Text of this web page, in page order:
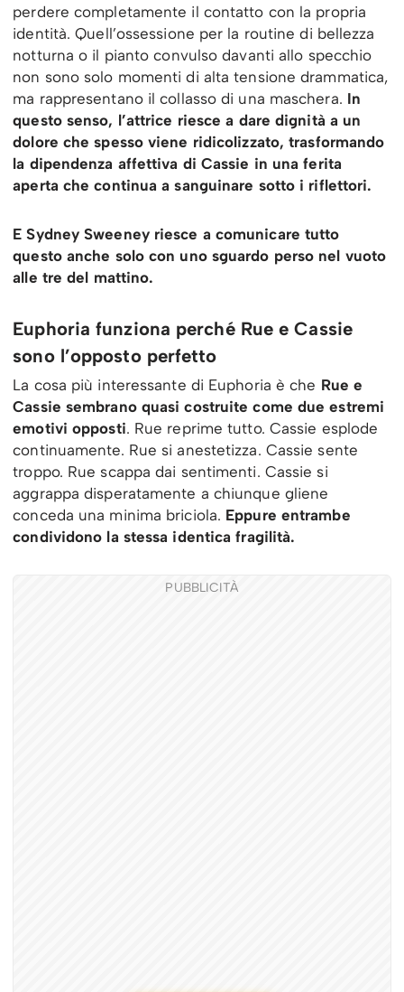
perdere completamente il contatto con la propria
identità. Quell’ossessione per la routine di bellezza
notturna o il pianto convulso davanti allo specchio
non sono solo momenti di alta tensione drammatica,
ma rappresentano il collasso di una maschera. In
questo senso, l’attrice riesce a dare dignità a un
dolore che spesso viene ridicolizzato, trasformando
la dipendenza affettiva di Cassie in una ferita
aperta che continua a sanguinare sotto i riflettori.
E Sydney Sweeney riesce a comunicare tutto
questo anche solo con uno sguardo perso nel vuoto
alle tre del mattino.
Euphoria funziona perché Rue e Cassie
sono l’opposto perfetto
La cosa più interessante di Euphoria è che Rue e
Cassie sembrano quasi costruite come due estremi
emotivi opposti. Rue reprime tutto. Cassie esplode
continuamente. Rue si anestetizza. Cassie sente
troppo. Rue scappa dai sentimenti. Cassie si
aggrappa disperatamente a chiunque gliene
conceda una minima briciola. Eppure entrambe
condividono la stessa identica fragilità.
PUBBLICITÀ